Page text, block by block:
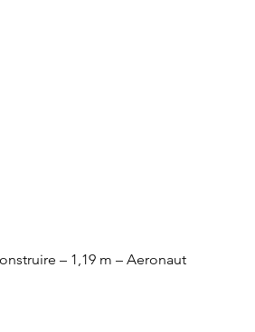
– 1,19 m – Aeronaut